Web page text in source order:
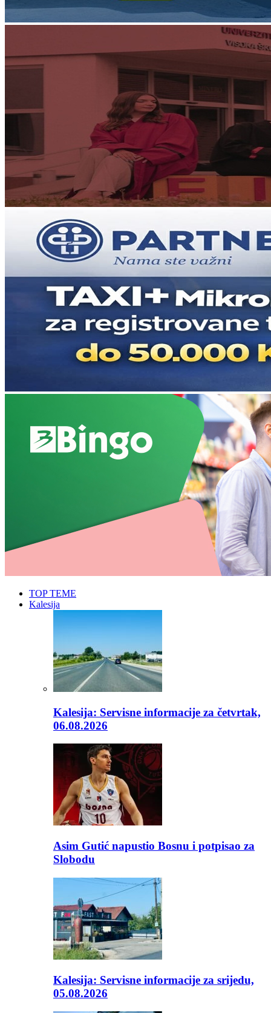
TOP TEME
Kalesija
Kalesija: Servisne informacije za četvrtak,
06.08.2026
Asim Gutić napustio Bosnu i potpisao za
Slobodu
Kalesija: Servisne informacije za srijedu,
05.08.2026